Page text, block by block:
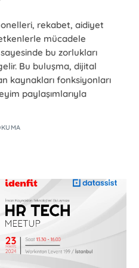
rekabet, aidiyet
mücadele
bu zorlukları
Bu buluşma, dijital
kaynakları fonksiyonları
paylaşımlarıyla